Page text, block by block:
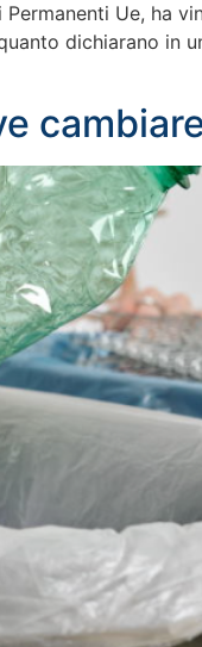
Ue, ha
dichiarano in